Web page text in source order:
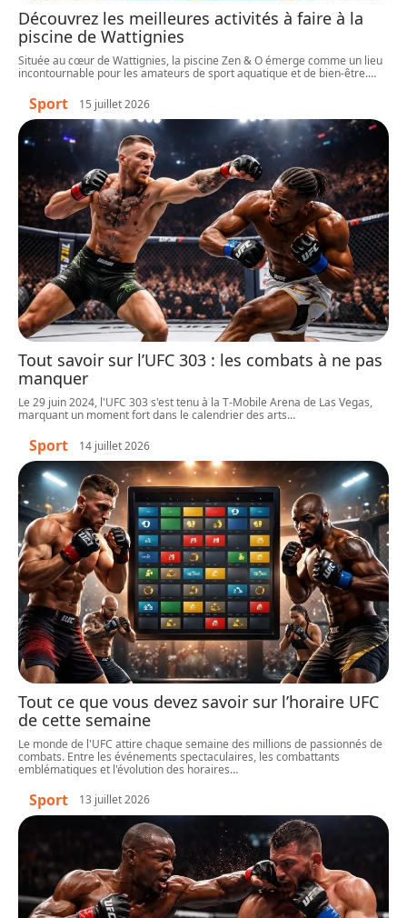
Découvrez les meilleures activités à faire à la
piscine de Wattignies
Située au cœur de Wattignies, la piscine Zen & O émerge comme un lieu
incontournable pour les amateurs de sport aquatique et de bien-être.…
Sport 15 juillet 2026
Tout savoir sur l’UFC 303 : les combats à ne pas
manquer
Le 29 juin 2024, l'UFC 303 s'est tenu à la T-Mobile Arena de Las Vegas,
marquant un moment fort dans le calendrier des arts…
Sport 14 juillet 2026
Tout ce que vous devez savoir sur l’horaire UFC
de cette semaine
Le monde de l'UFC attire chaque semaine des millions de passionnés de
combats. Entre les événements spectaculaires, les combattants
emblématiques et l'évolution des horaires…
Sport 13 juillet 2026